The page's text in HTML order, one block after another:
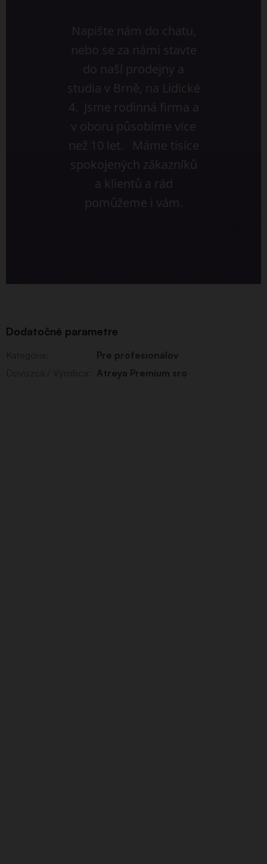
Napište nám do chatu,
nebo se za námi stavte
do naší prodejny a
studia v Brně, na Lidické
4. Jsme rodinná firma a
v oboru působíme více
než 10 let. Máme tisíce
spokojených zákazníků
a klientů a rád
pomůžeme i vám.
Dodatočné parametre
Pre profesionálov
Atreya Premium sro